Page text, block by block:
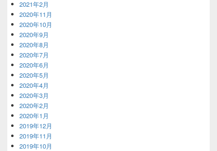
2021年2月
2020年11月
2020年10月
2020年9月
2020年8月
2020年7月
2020年6月
2020年5月
2020年4月
2020年3月
2020年2月
2020年1月
2019年12月
2019年11月
2019年10月